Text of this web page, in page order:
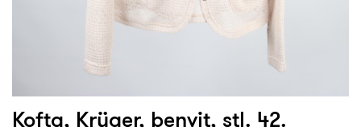
Kofta, Krüger, benvit, stl. 42.